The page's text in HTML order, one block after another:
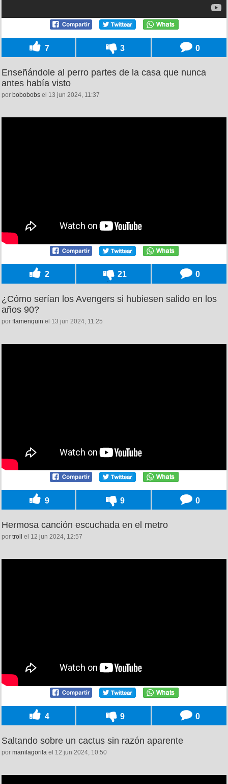
7 3 0
Enseñándole al perro partes de la casa que nunca
antes había visto
por bobobobs el 13 jun 2024, 11:37
2 21 0
¿Cómo serían los Avengers si hubiesen salido en los
años 90?
por flamenquin el 13 jun 2024, 11:25
9 9 0
Hermosa canción escuchada en el metro
por troll el 12 jun 2024, 12:57
4 9 0
Saltando sobre un cactus sin razón aparente
por manilagorila el 12 jun 2024, 10:50